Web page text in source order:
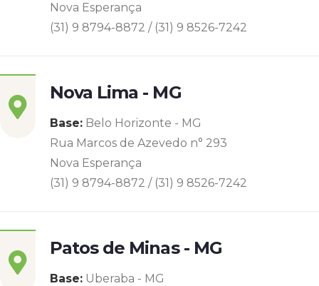
Nova Esperança
(31) 9 8794-8872 / (31) 9 8526-7242
Nova Lima - MG
Base: Belo Horizonte - MG
Rua Marcos de Azevedo n° 293
Nova Esperança
(31) 9 8794-8872 / (31) 9 8526-7242
Patos de Minas - MG
Base: Uberaba - MG